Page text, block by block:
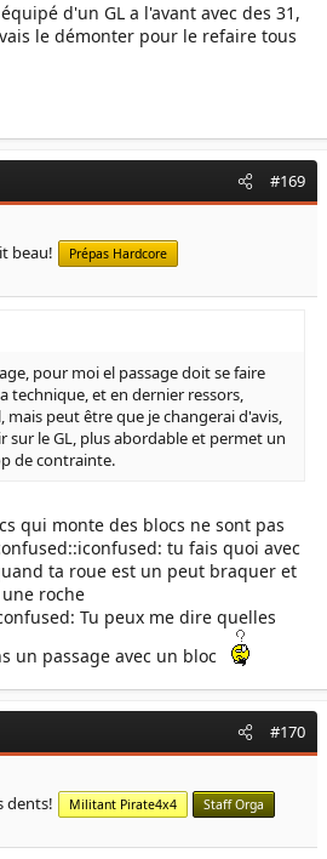
d'un GL a l'avant avec des 31,
le démonter pour le refaire tous
#169
beau! Prépas Hardcore
pour moi el passage doit se faire
technique, et en dernier ressors,
mais peut être que je changerai d'avis,
sur le GL, plus abordable et permet un
de contrainte.
qui monte des blocs ne sont pas
tu fais quoi avec
ta roue est un peut braquer et
roche
Tu peux me dire quelles
un passage avec un bloc
#170
dents! Militant Pirate4x4 Staff Orga